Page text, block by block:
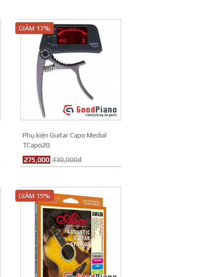
GIẢM 17%
Phụ kiện Guitar Capo Medial
TCapo20
275,000 330,000đ
GIẢM 19%